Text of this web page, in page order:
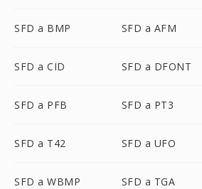
SFD a BMP SFD a AFM
SFD a CID SFD a DFONT
SFD a PFB SFD a PT3
SFD a T42 SFD a UFO
SFD a WBMP SFD a TGA